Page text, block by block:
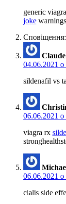
generic
joke
Сповіщення:
04.06.2021 о
sildenafil vs
06.06.2021 о
viagra rx
06.06.2021 о
cialis side